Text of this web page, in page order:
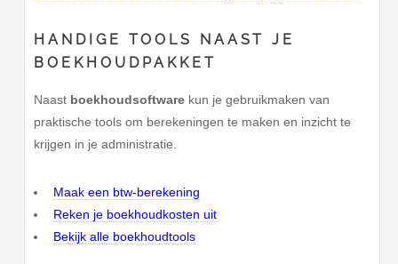
HANDIGE TOOLS NAAST JE
BOEKHOUDPAKKET
Naast boekhoudsoftware kun je gebruikmaken van
praktische tools om berekeningen te maken en inzicht te
krijgen in je administratie.
Maak een btw-berekening
Reken je boekhoudkosten uit
Bekijk alle boekhoudtools